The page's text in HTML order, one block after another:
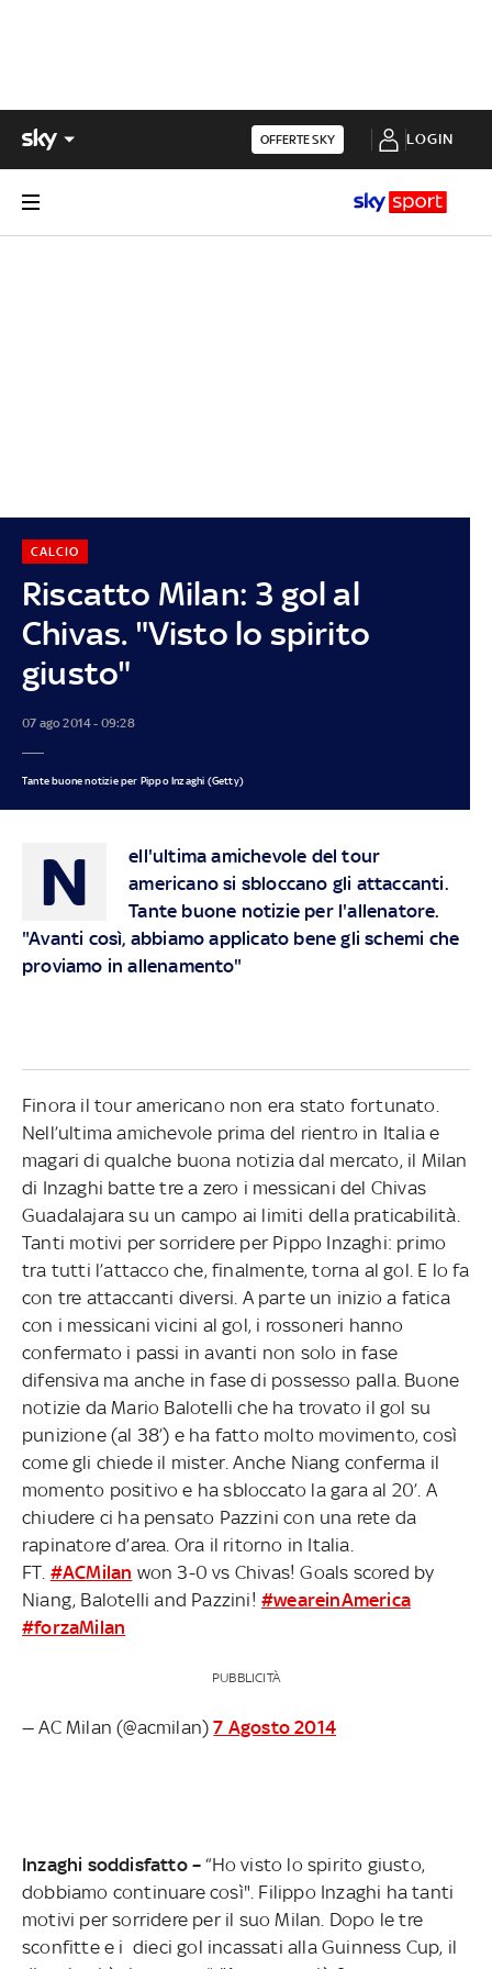
OFFERTE SKY LOGIN
Riscatto Milan: 3 gol al
Chivas. "Visto lo spirito
giusto"
CALCIO
07 ago 2014 - 09:28
Tante buone notizie per Pippo Inzaghi (Getty)
N
ell'ultima amichevole del tour
americano si sbloccano gli attaccanti.
Tante buone notizie per l'allenatore.
"Avanti così, abbiamo applicato bene gli schemi che
proviamo in allenamento"
Finora il tour americano non era stato fortunato.
Nell’ultima amichevole prima del rientro in Italia e
magari di qualche buona notizia dal mercato, il Milan
di Inzaghi batte tre a zero i messicani del Chivas
Guadalajara su un campo ai limiti della praticabilità.
Tanti motivi per sorridere per Pippo Inzaghi: primo
tra tutti l’attacco che, finalmente, torna al gol. E lo fa
con tre attaccanti diversi. A parte un inizio a fatica
con i messicani vicini al gol, i rossoneri hanno
confermato i passi in avanti non solo in fase
difensiva ma anche in fase di possesso palla. Buone
notizie da Mario Balotelli che ha trovato il gol su
punizione (al 38’) e ha fatto molto movimento, così
come gli chiede il mister. Anche Niang conferma il
momento positivo e ha sbloccato la gara al 20’. A
chiudere ci ha pensato Pazzini con una rete da
rapinatore d’area. Ora il ritorno in Italia.
FT. #ACMilan won 3-0 vs Chivas! Goals scored by
Niang, Balotelli and Pazzini! #weareinAmerica
#forzaMilan
PUBBLICITÀ
— AC Milan (@acmilan)7 Agosto 2014
Inzaghi soddisfatto – “Ho visto lo spirito giusto,
dobbiamo continuare così". Filippo Inzaghi ha tanti
motivi per sorridere per il suo Milan. Dopo le tre
sconfitte e i dieci gol incassati alla Guinness Cup, il